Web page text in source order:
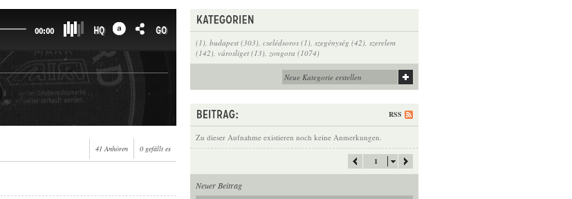
(1), budapest (303), cselédsoros (1), szegénység (42), szerelem
(142), városliget (13), zongora (1074)
RSS
Zu dieser Aufnahme existieren noch keine Anmerkungen.
1
Neuer Beitrag
00:00 HQ GO
41 Anhören 0 gefällt es